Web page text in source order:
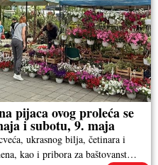
pijaca ovog proleća se
i subotu, 9. maja
ukrasnog bilja, četinara i
kao i pribora za baštovanstvo.